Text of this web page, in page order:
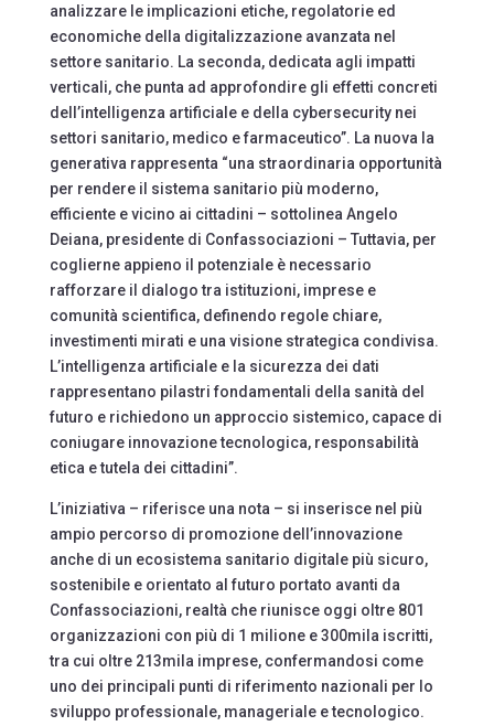
analizzare le implicazioni etiche, regolatorie ed
economiche della digitalizzazione avanzata nel
settore sanitario. La seconda, dedicata agli impatti
verticali, che punta ad approfondire gli effetti concreti
dell’intelligenza artificiale e della cybersecurity nei
settori sanitario, medico e farmaceutico”. La nuova Ia
generativa rappresenta “una straordinaria opportunità
per rendere il sistema sanitario più moderno,
efficiente e vicino ai cittadini – sottolinea Angelo
Deiana, presidente di Confassociazioni – Tuttavia, per
coglierne appieno il potenziale è necessario
rafforzare il dialogo tra istituzioni, imprese e
comunità scientifica, definendo regole chiare,
investimenti mirati e una visione strategica condivisa.
L’intelligenza artificiale e la sicurezza dei dati
rappresentano pilastri fondamentali della sanità del
futuro e richiedono un approccio sistemico, capace di
coniugare innovazione tecnologica, responsabilità
etica e tutela dei cittadini”.
L’iniziativa – riferisce una nota – si inserisce nel più
ampio percorso di promozione dell’innovazione
anche di un ecosistema sanitario digitale più sicuro,
sostenibile e orientato al futuro portato avanti da
Confassociazioni, realtà che riunisce oggi oltre 801
organizzazioni con più di 1 milione e 300mila iscritti,
tra cui oltre 213mila imprese, confermandosi come
uno dei principali punti di riferimento nazionali per lo
sviluppo professionale, manageriale e tecnologico.